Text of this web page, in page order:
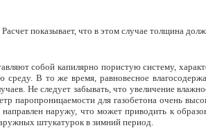
показывает, что в этом случае толщина
собой капилярно пористую систему,
В то же время, равновесное
Не следует забывать, что увеличение
паропроницаемости для газобетона очень
наружу, что может приводить к
штукатурок в зимний период.